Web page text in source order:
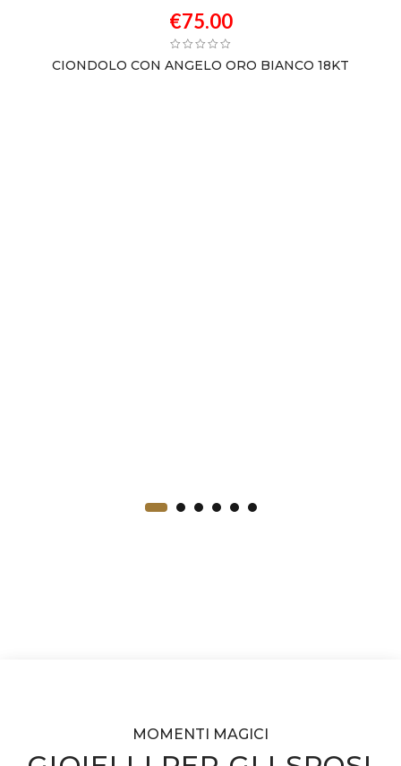
CIONDOLO CON ANGELO ORO BIANCO 18KT
€75.00
MOMENTI MAGICI